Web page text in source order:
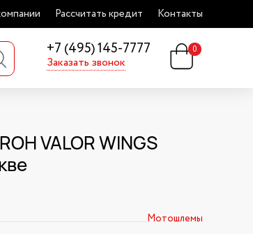
Рассчитать кредит Контакты
+7 (495) 145-7777
Заказать звонок
0
VALOR WINGS
Мотошлемы